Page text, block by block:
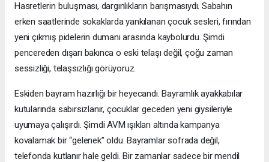
Hasretlerin buluşması, dargınlıkların barışmasıydı. Sabahın
erken saatlerinde sokaklarda yankılanan çocuk sesleri, fırından
yeni çıkmış pidelerin dumanı arasında kaybolurdu. Şimdi
pencereden dışarı bakınca o eski telaşı değil, çoğu zaman
sessizliği, telaşsızlığı görüyoruz.
Eskiden bayram hazırlığı bir heyecandı. Bayramlık ayakkabılar
kutularında sabırsızlanır, çocuklar geceden yeni giysileriyle
uyumaya çalışırdı. Şimdi AVM ışıkları altında kampanya
kovalamak bir “gelenek” oldu. Bayramlar sofrada değil,
telefonda kutlanır hale geldi. Bir zamanlar sadece bir mendil